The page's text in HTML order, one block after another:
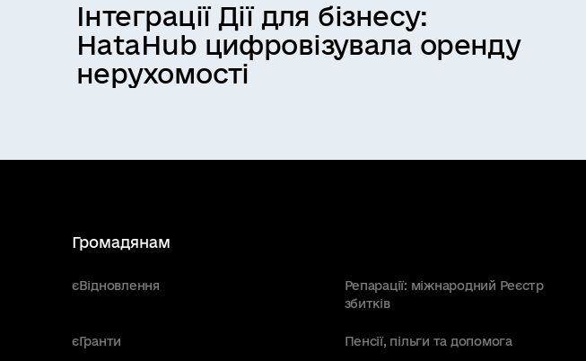
Інтеграції Дії для бізнесу:
HataHub цифровізувала оренду
нерухомості
Громадянам
єВідновлення
Репарації: міжнародний Реєстр
збитків
єГранти Пенсії, пільги та допомога